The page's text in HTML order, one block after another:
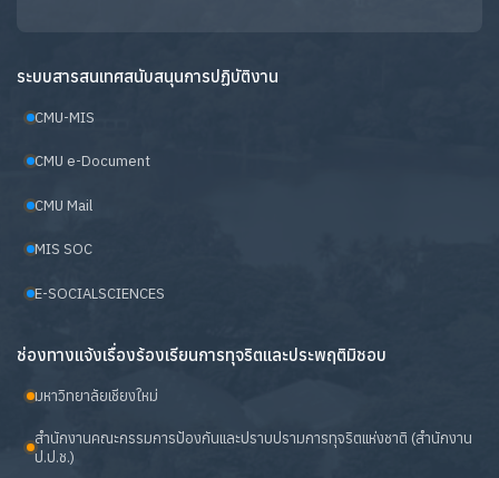
ระบบสารสนเทศสนับสนุนการปฏิบัติงาน
CMU-MIS
CMU e-Document
CMU Mail
MIS SOC
E-SOCIALSCIENCES
ช่องทางแจ้งเรื่องร้องเรียนการทุจริตและประพฤติมิชอบ
มหาวิทยาลัยเชียงใหม่
สำนักงานคณะกรรมการป้องกันและปราบปรามการทุจริตแห่งชาติ (สำนักงาน
ป.ป.ช.)